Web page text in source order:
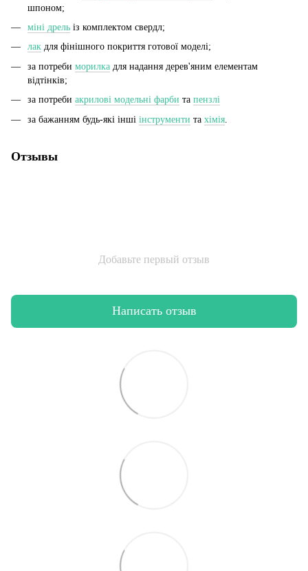
шпоном;
міні дрель із комплектом свердл;
лак для фінішного покриття готової моделі;
за потреби морилка для надання дерев'яним елементам
відтінків;
за потреби акрилові модельні фарби та пензлі
за бажанням будь-які інші інструменти та хімія
Отзывы
Добавьте первый отзыв
Написать отзыв